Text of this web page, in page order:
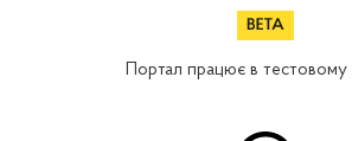
Портал працює в тестовому